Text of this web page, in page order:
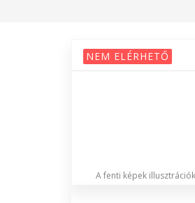
NEM ELÉRHETŐ
A fenti képek